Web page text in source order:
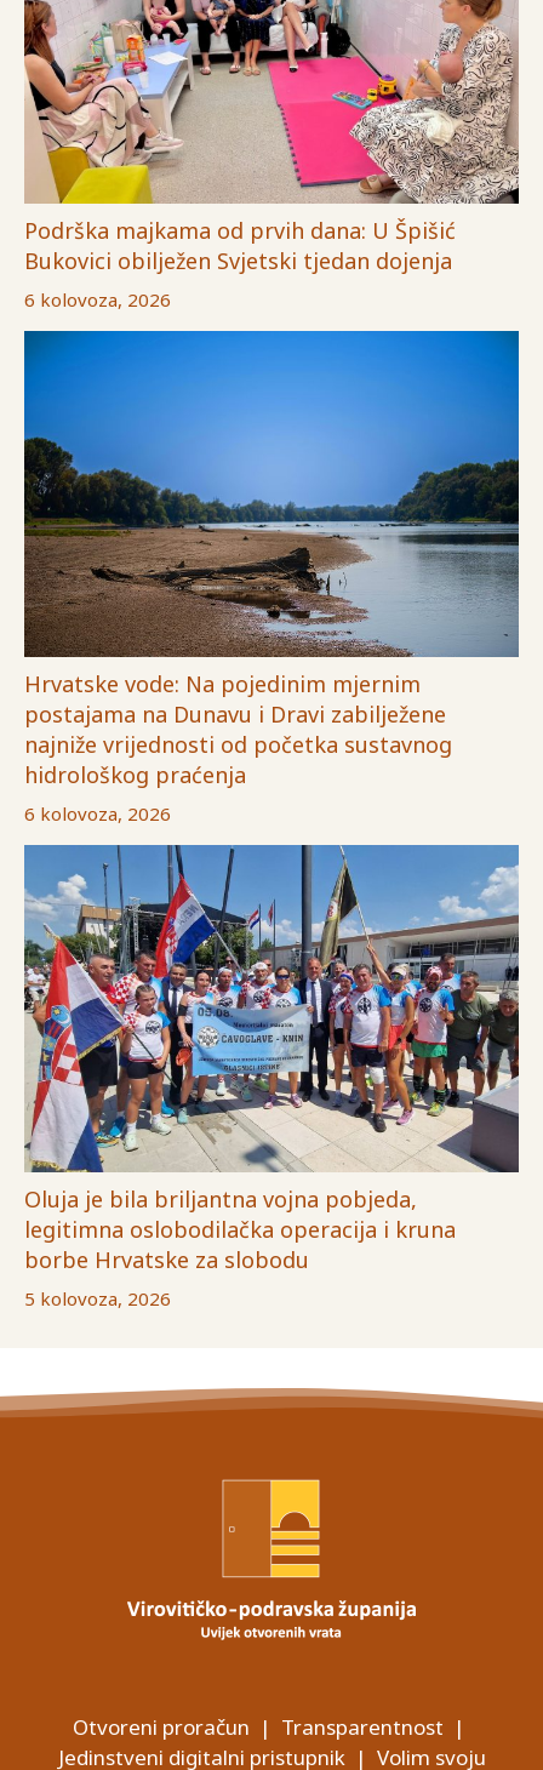
Podrška majkama od prvih dana: U Špišić
Bukovici obilježen Svjetski tjedan dojenja
6 kolovoza, 2026
Hrvatske vode: Na pojedinim mjernim
postajama na Dunavu i Dravi zabilježene
najniže vrijednosti od početka sustavnog
hidrološkog praćenja
6 kolovoza, 2026
Oluja je bila briljantna vojna pobjeda,
legitimna oslobodilačka operacija i kruna
borbe Hrvatske za slobodu
5 kolovoza, 2026
Otvoreni proračun | Transparentnost |
Jedinstveni digitalni pristupnik | Volim svoju